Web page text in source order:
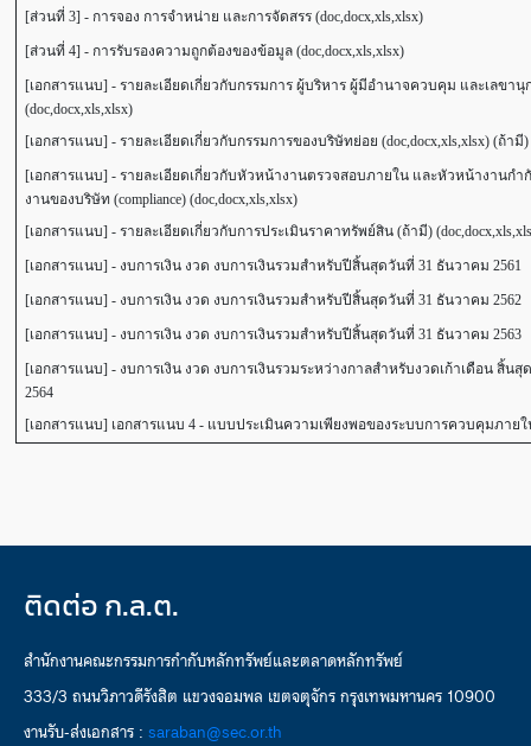
[ส่วนที่ 3] - การจอง การจำหน่าย และการจัดสรร (doc,docx,xls,xlsx)
[ส่วนที่ 4] - การรับรองความถูกต้องของข้อมูล (doc,docx,xls,xlsx)
[เอกสารแนบ] - รายละเอียดเกี่ยวกับกรรมการ ผู้บริหาร ผู้มีอำนาจควบคุม และเลขานุ
(doc,docx,xls,xlsx)
[เอกสารแนบ] - รายละเอียดเกี่ยวกับกรรมการของบริษัทย่อย (doc,docx,xls,xlsx) (ถ้ามี)
[เอกสารแนบ] - รายละเอียดเกี่ยวกับหัวหน้างานตรวจสอบภายใน และหัวหน้างานก
งานของบริษัท (compliance) (doc,docx,xls,xlsx)
[เอกสารแนบ] - รายละเอียดเกี่ยวกับการประเมินราคาทรัพย์สิน (ถ้ามี)
[เอกสารแนบ] - งบการเงิน งวด งบการเงินรวมสำหรับปีสิ้นสุดวันที่ 31 ธันวาคม 2561
[เอกสารแนบ] - งบการเงิน งวด งบการเงินรวมสำหรับปีสิ้นสุดวันที่ 31 ธันวาคม 2562
[เอกสารแนบ] - งบการเงิน งวด งบการเงินรวมสำหรับปีสิ้นสุดวันที่ 31 ธันวาคม 2563
[เอกสารแนบ] - งบการเงิน งวด งบการเงินรวมระหว่างกาลสำหรับงวดเก้าเดือน สิ้น
2564
[เอกสารแนบ] เอกสารแนบ 4 - แบบประเมินความเพียงพอของระบบการควบคุมภายใ
ติดต่อ ก.ล.ต.
สำนักงานคณะกรรมการกำกับหลักทรัพย์และตลาดหลักทรัพย์
333/3 ถนนวิภาวดีรังสิต แขวงจอมพล เขตจตุจักร กรุงเทพมหานคร 10900
งานรับ-ส่งเอกสาร : saraban@sec.or.th